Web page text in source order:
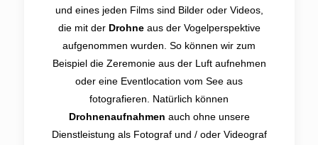
und eines jeden Films sind Bilder oder Videos,
die mit der Drohneaus der Vogelperspektive
aufgenommen wurden. So können wir zum
Beispiel die Zeremonie aus der Luft aufnehmen
oder eine Eventlocation vom See aus
fotografieren. Natürlich können
Drohnenaufnahmen auch ohne unsere
Dienstleistung als Fotograf und / oder Videograf